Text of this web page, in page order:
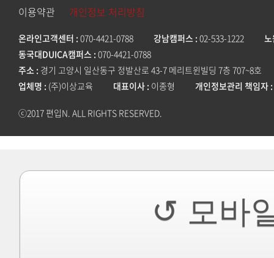
이용약관 개인정보 처리방침
온라인고객센터 070-4421-0788 강남캠퍼스 02-533-1222
동국대DUICA캠퍼스 070-4421-0788
주소 경기 고양시 일산동구 정발산로 43-7 메리트윈빌딩 7층 707~8호
업체명 (주)이상교육 대표이사 이종형 개인정보관리 책임자
ⓒ2017 편입N. ALL RIGHTS RESERVED.
↺ 모바